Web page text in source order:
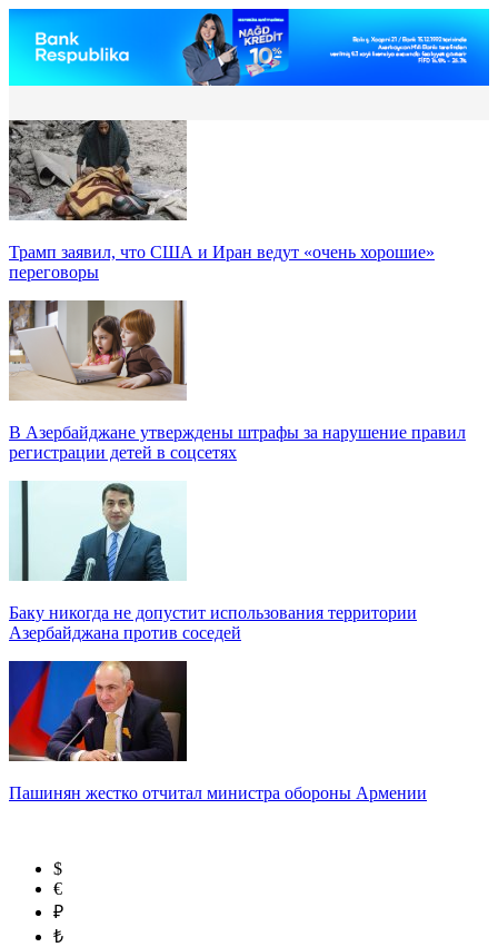
Трамп заявил, что США и Иран ведут «очень хорошие»
переговоры
В Азербайджане утверждены штрафы за нарушение правил
регистрации детей в соцсетях
Баку никогда не допустит использования территории
Азербайджана против соседей
Пашинян жестко отчитал министра обороны Армении
$
€
₽
₺